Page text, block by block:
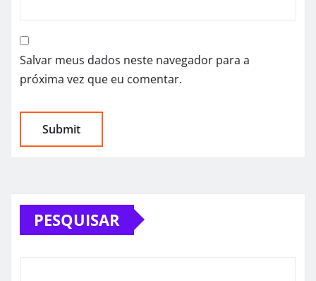
Salvar meus dados neste navegador para a
próxima vez que eu comentar.
PESQUISAR